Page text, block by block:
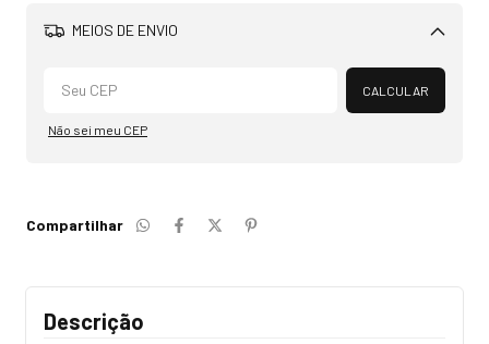
MEIOS DE ENVIO
Alterar CEP
CALCULAR
Não sei meu CEP
Compartilhar
Descrição